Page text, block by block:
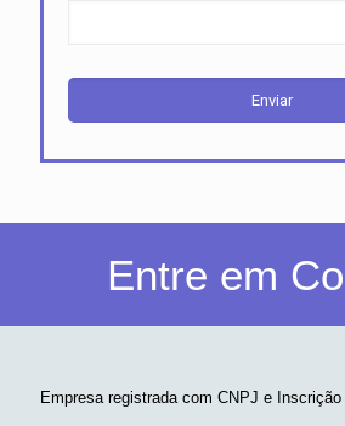
Entre em
Empresa registrada com CNPJ e